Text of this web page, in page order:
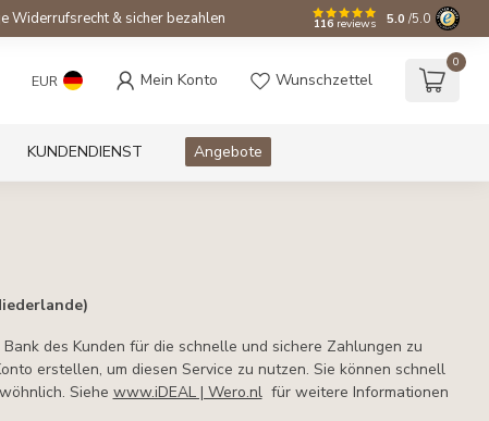
Widerrufsrecht & sicher bezahlen 116 reviews 5.0 /5.0
EUR Mein Konto Wunschzettel
0
KUNDENDIENST Angebote
des Kunden für die schnelle und sichere Zahlungen zu
erstellen, um diesen Service zu nutzen. Sie können schnell
Siehe www.iDEAL | Wero.nlfür weitere Informationen